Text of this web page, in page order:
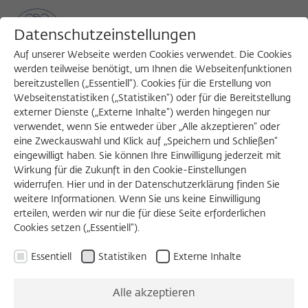
MENU
Search
ZEITSCHRIFT FÜR IDEENGESCHICHTE
Kampfzone
Heft III/4 Winter 2009
Hübinger, Jay, Jeismann, Locher
Das Winterheft der ZIG begibt sich in das
Datenschutzeinstellungen
Auf unserer Webseite werden Cookies verwendet. Die Cookies
werden teilweise benötigt, um Ihnen die Webseitenfunktionen
bereitzustellen („Essentiell“). Cookies für die Erstellung von
Webseitenstatistiken („Statistiken“) oder für die Bereitstellung
externer Dienste („Externe Inhalte“) werden hingegen nur
verwendet, wenn Sie entweder über „Alle akzeptieren“ oder
eine Zweckauswahl und Klick auf „Speichern und Schließen“
eingewilligt haben. Sie können Ihre Einwilligung jederzeit mit
Wirkung für die Zukunft in den Cookie-Einstellungen
widerrufen. Hier und in der Datenschutzerklärung finden Sie
weitere Informationen. Wenn Sie uns keine Einwilligung
erteilen, werden wir nur die für diese Seite erforderlichen
Cookies setzen („Essentiell“).
Essentiell Statistiken Externe Inhalte
Alle akzeptieren